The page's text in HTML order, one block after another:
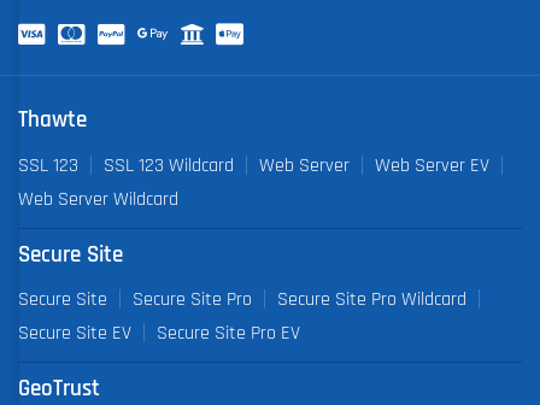
Thawte
SSL 123 SSL 123 Wildcard Web Server
Web Server EV
Web Server Wildcard
Secure Site
Secure Site Secure Site Pro
Secure Site Pro Wildcard
Secure Site EV
Secure Site Pro EV
GeoTrust